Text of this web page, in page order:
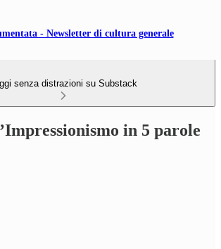
- Newsletter di cultura generale
senza distrazioni su Substack
in 5 parole